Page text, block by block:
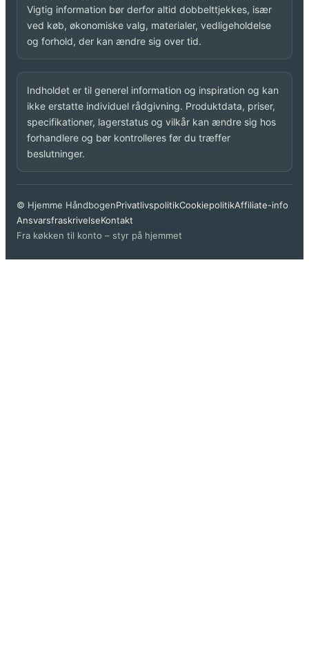
Vigtig information bør derfor altid dobbelttjekkes, især
ved køb, økonomiske valg, materialer, vedligeholdelse
og forhold, der kan ændre sig over tid.
Indholdet er til generel information og inspiration og kan
ikke erstatte individuel rådgivning. Produktdata, priser,
specifikationer, lagerstatus og vilkår kan ændre sig hos
forhandlere og bør kontrolleres før du træffer
beslutninger.
© Hjemme HåndbogenPrivatlivspolitikCookiepolitikAffiliate-info
AnsvarsfraskrivelseKontakt
Fra køkken til konto – styr på hjemmet